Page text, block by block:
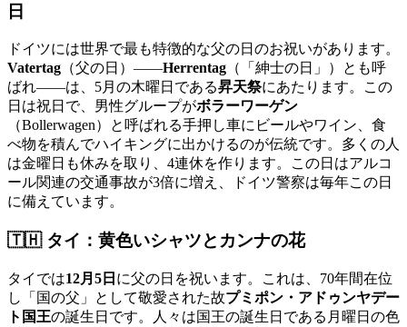
日
ドイツには世界で最も特徴的な父の日のお祝いがあります。
Vatertag （父の日）——Herrentag （「紳士の日」）とも呼
ばれ——は、5月の木曜日である昇天祭にあたります。この
日は祝日で、男性グループがボラーワーゲン
（Bollerwagen）と呼ばれる手押し車にビールやワイン、食
べ物を積んでハイキングに出かけるのが伝統です。多くの人
は金曜日も休みを取り、4連休を作ります。この日はアルコ
ール関連の交通事故が3倍に増え、ドイツ警察は毎年この日
に備えています。
🇹🇭 タイ：黄色いシャツとカンナの花
タイでは12月5日 に父の日を祝います。これは、70年間在位
し「国の父」として敬愛された故プミポン・アドゥンヤデー
ト国王の誕生日です。人々は国王の誕生日である月曜日の色